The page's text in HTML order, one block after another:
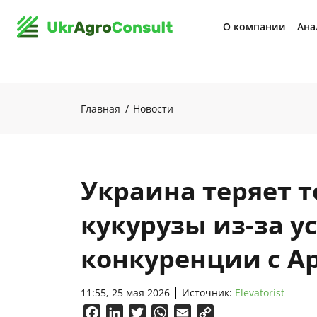
О компании
Главная Новости
Украина теряет
кукурузы из-за
конкуренции с
11:55, 25 мая 2026 Источник: Elevatorist
FacebookLinkedInTwitterWhatsApp
Email